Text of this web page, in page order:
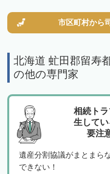
市区町村から
北海道 虻田郡留寿
の他の専門家
相続ト
生して
要注
遺産分割協議がまとまら
できない！